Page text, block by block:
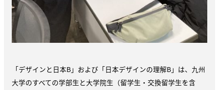
「デザインと日本B」および「日本デザインの理解B」は、九州
大学のすべての学部生と大学院生（留学生・交換留学生を含